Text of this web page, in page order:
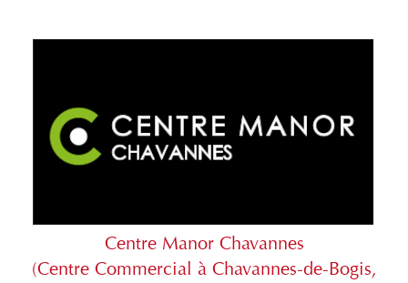
Centre Manor Chavannes
(Centre Commercial à Chavannes-de-Bogis,